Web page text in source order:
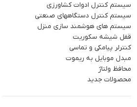
سیستم کنترل ادوات کشاورزی
سیستم کنترل دستگاههای صنعتی
سیستم های هوشمند سازی منزل
قفل شیشه سکوریت
کنترلر پیامکی و تماسی
مبدل موبایل به ریموت
محافظ ولتاژ
محصولات جدید